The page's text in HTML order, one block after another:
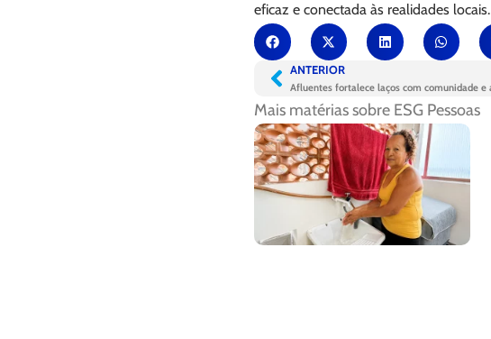
eficaz e conectada às realidades locais.
ANTERIOR
Mais matérias sobre ESG Pessoas